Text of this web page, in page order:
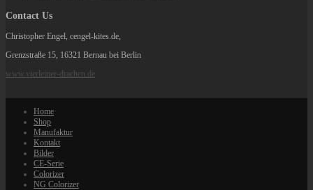
Contact Us
Christopher Engel, cengel-kites.de,
Grenzstraße 15, 16321 Bernau bei Berlin
www.vierleiner-drachen.de
Home
Shop
Manufaktur
Kontakt
Bilder
CE-Serie
Colorizer
NG Colorizer